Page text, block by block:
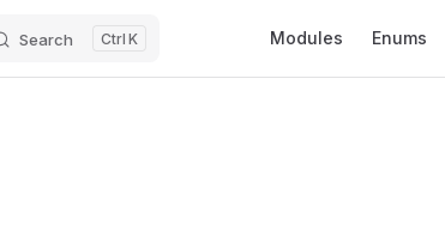
Search K Modules Enums